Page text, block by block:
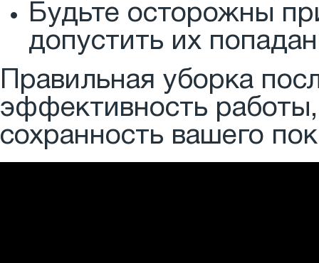
Будьте осторожны
допустить их
Правильная уборка
эффективность
сохранность вашего